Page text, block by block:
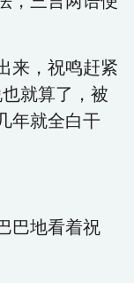
来，祝鸣赶紧
就算了，被
年就全白干
巴地看着祝